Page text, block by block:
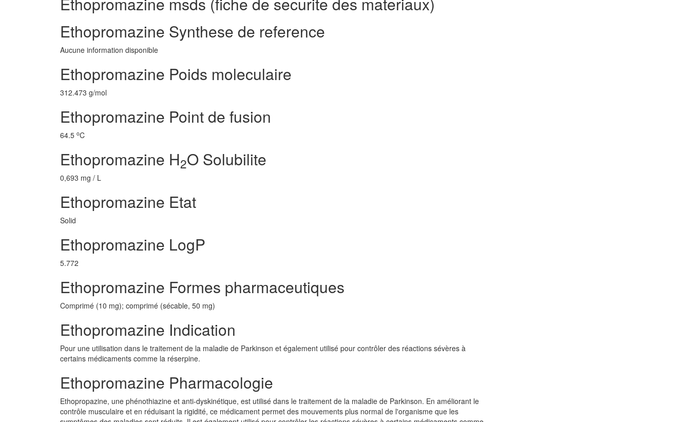
Ethopromazine Synthese de reference
Aucune information disponible
Ethopromazine Poids moleculaire
312.473 g/mol
Ethopromazine Point de fusion
64.5 oC
Ethopromazine H2O Solubilite
0,693 mg / L
Ethopromazine Etat
Solid
Ethopromazine LogP
5.772
Ethopromazine Formes pharmaceutiques
Comprimé (10 mg); comprimé (sécable, 50 mg)
Ethopromazine Indication
Pour une utilisation dans le traitement de la maladie de Parkinson et également utilisé pour contrôler des réactions sévères à
certains médicaments comme la réserpine.
Ethopromazine Pharmacologie
Ethopropazine, une phénothiazine et anti-dyskinétique, est utilisé dans le traitement de la maladie de Parkinson. En améliorant le
contrôle musculaire et en réduisant la rigidité, ce médicament permet des mouvements plus normal de l'organisme que les